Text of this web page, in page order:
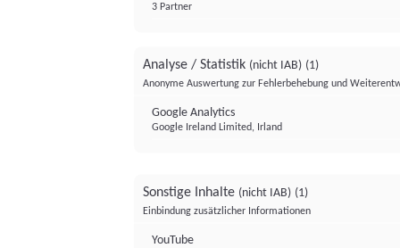
3 Partner
Analyse / Statistik (nicht IAB) (1)
Anonyme Auswertung zur Fehlerbehebung und
Google Analytics
Google Ireland Limited, Irland
Sonstige Inhalte (nicht IAB) (1)
Einbindung zusätzlicher Informationen
YouTube